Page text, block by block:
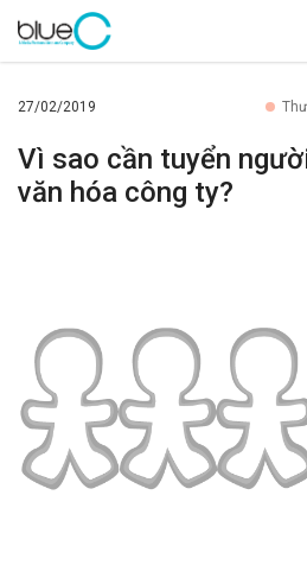
27/02/2019
Vì sao cần tuyển
văn hóa công ty?